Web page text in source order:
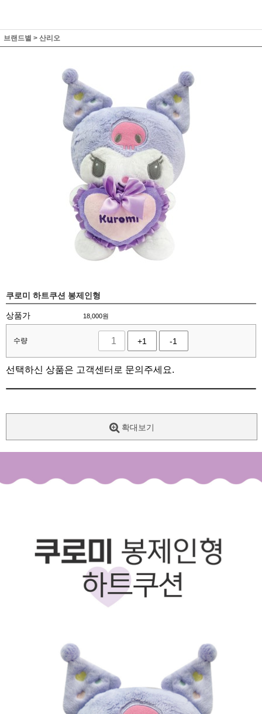
브랜드별 > 산리오
쿠로미 하트쿠션 봉제인형
상품가 18,000원
수량 +1 -1
선택하신 상품은 고객센터로 문의주세요.
확대보기